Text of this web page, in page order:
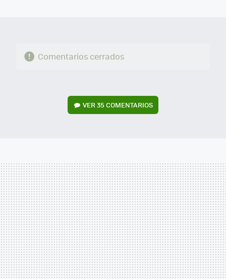
Comentarios cerrados
VER35 COMENTARIOS